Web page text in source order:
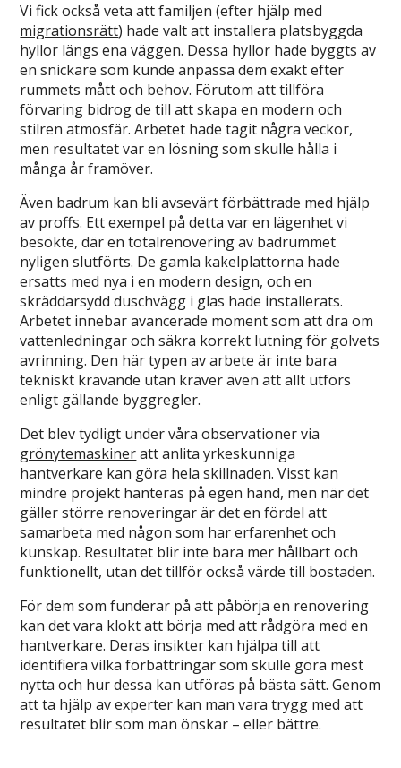
Vi fick också veta att familjen (efter hjälp med
migrationsrätt) hade valt att installera platsbyggda
hyllor längs ena väggen. Dessa hyllor hade byggts av
en snickare som kunde anpassa dem exakt efter
rummets mått och behov. Förutom att tillföra
förvaring bidrog de till att skapa en modern och
stilren atmosfär. Arbetet hade tagit några veckor,
men resultatet var en lösning som skulle hålla i
många år framöver.
Även badrum kan bli avsevärt förbättrade med hjälp
av proffs. Ett exempel på detta var en lägenhet vi
besökte, där en totalrenovering av badrummet
nyligen slutförts. De gamla kakelplattorna hade
ersatts med nya i en modern design, och en
skräddarsydd duschvägg i glas hade installerats.
Arbetet innebar avancerade moment som att dra om
vattenledningar och säkra korrekt lutning för golvets
avrinning. Den här typen av arbete är inte bara
tekniskt krävande utan kräver även att allt utförs
enligt gällande byggregler.
Det blev tydligt under våra observationer via
grönytemaskineratt anlita yrkeskunniga
hantverkare kan göra hela skillnaden. Visst kan
mindre projekt hanteras på egen hand, men när det
gäller större renoveringar är det en fördel att
samarbeta med någon som har erfarenhet och
kunskap. Resultatet blir inte bara mer hållbart och
funktionellt, utan det tillför också värde till bostaden.
För dem som funderar på att påbörja en renovering
kan det vara klokt att börja med att rådgöra med en
hantverkare. Deras insikter kan hjälpa till att
identifiera vilka förbättringar som skulle göra mest
nytta och hur dessa kan utföras på bästa sätt. Genom
att ta hjälp av experter kan man vara trygg med att
resultatet blir som man önskar – eller bättre.